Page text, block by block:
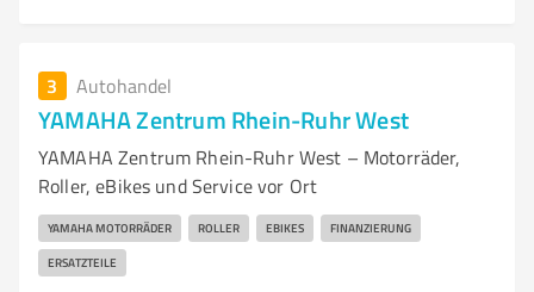
3 Autohandel
YAMAHA Zentrum Rhein-Ruhr West
YAMAHA Zentrum Rhein-Ruhr West – Motorräder,
Roller, eBikes und Service vor Ort
YAMAHA MOTORRÄDER ROLLER EBIKES FINANZIERUNG
ERSATZTEILE